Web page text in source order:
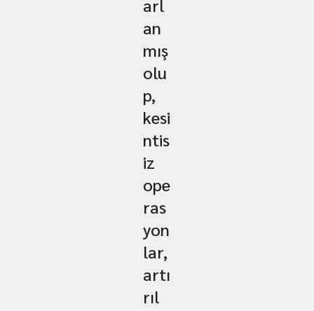
arl
an
mış
olu
p,
kesi
ntis
iz
ope
ras
yon
lar,
artı
rıl